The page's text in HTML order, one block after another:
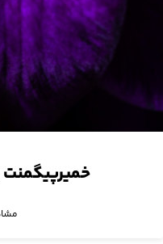
خمیرپیگمنت